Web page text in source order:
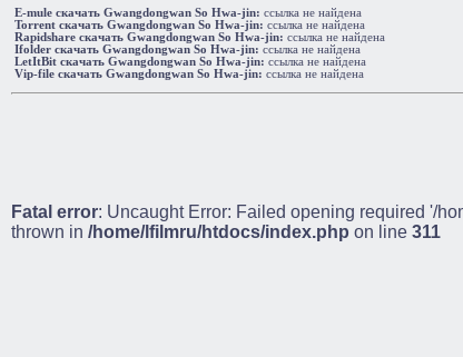
E-mule cкачать Gwangdongwan So Hwa-jin: ссылка не найдена
Torrent cкачать Gwangdongwan So Hwa-jin: ссылка не найдена
Rapidshare cкачать Gwangdongwan So Hwa-jin: ссылка не найдена
Ifolder cкачать Gwangdongwan So Hwa-jin: ссылка не найдена
LetItBit cкачать Gwangdongwan So Hwa-jin: ссылка не найдена
Vip-file cкачать Gwangdongwan So Hwa-jin: ссылка не найдена
Fatal error: Uncaught Error: Failed opening required '/
thrown in /home/lfilmru/htdocs/index.php on line 311